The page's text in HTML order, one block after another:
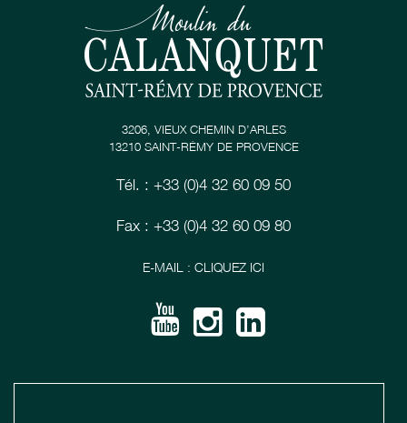
3206, VIEUX CHEMIN D’ARLES
13210 SAINT-RÉMY DE PROVENCE
Tél. : +33 (0)4 32 60 09 50
Fax : +33 (0)4 32 60 09 80
E-MAIL : CLIQUEZ ICI